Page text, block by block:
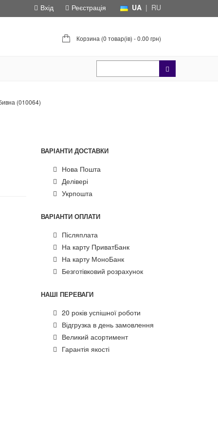
UA | RU
Вхід Реєстрація
Корзина (0 товар(ів) - 0.00 грн)
(010064)
ВАРІАНТИ ДОСТАВКИ
Нова Пошта
Делівері
Укрпошта
ВАРІАНТИ ОПЛАТИ
Післяплата
На карту ПриватБанк
На карту МоноБанк
Безготівковий розрахунок
НАШІ ПЕРЕВАГИ
20 років успішної роботи
Відгрузка в день замовлення
Великий асортимент
Гарантія якості